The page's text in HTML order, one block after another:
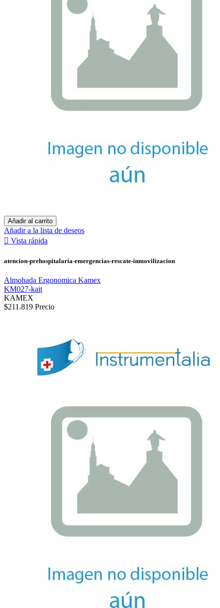
Añadir al carrito
Añadir a la lista de deseos
 Vista rápida
atencion-prehospitalaria-emergencias-rescate-inmovilizacion
Almohada Ergonomica Kamex
KM027-kait
KAMEX
$211.819 Precio